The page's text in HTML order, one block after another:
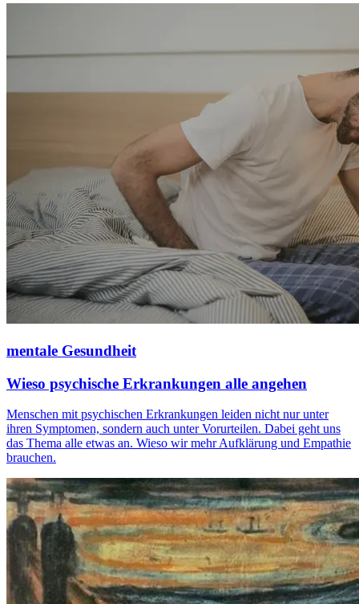
mentale Gesundheit
Wieso psychische Erkrankungen alle angehen
Menschen mit psychischen Erkrankungen leiden nicht nur unter
ihren Symptomen, sondern auch unter Vorurteilen. Dabei geht uns
das Thema alle etwas an. Wieso wir mehr Aufklärung und Empathie
brauchen.